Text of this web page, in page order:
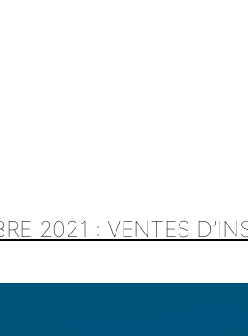
2021 : VENTES